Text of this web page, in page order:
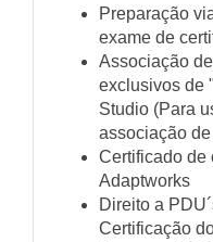
Preparação
exame de
Associação
exclusivos de
Studio (Para
associação
Certificado de
Adaptworks
Direito a
Certificação